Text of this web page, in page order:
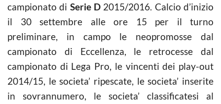
campionato di Serie D 2015/2016. Calcio d’inizio
il 30 settembre alle ore 15 per il turno
preliminare, in campo le neopromosse dal
campionato di Eccellenza, le retrocesse dal
campionato di Lega Pro, le vincenti dei play-out
2014/15, le societa’ ripescate, le societa’ inserite
in sovrannumero, le societa’ classificatesi al